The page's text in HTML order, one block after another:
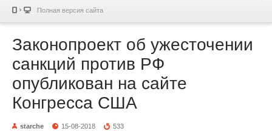
Полная версия сайта
Законопроект об ужесточении
санкций против РФ
опубликован на сайте
Конгресса США
starche 15-08-2018 533